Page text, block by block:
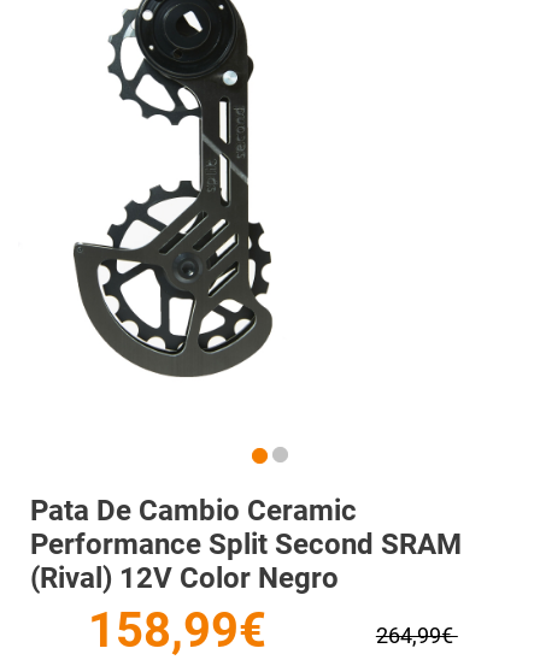
Pata De Cambio Ceramic
Performance Split Second SRAM
(Rival) 12V Color Negro
158,99€
264,99€